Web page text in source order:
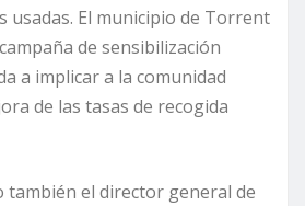
usadas. El municipio de Torrent
de sensibilización
a implicar a la comunidad
de las tasas de recogida
también el director general de